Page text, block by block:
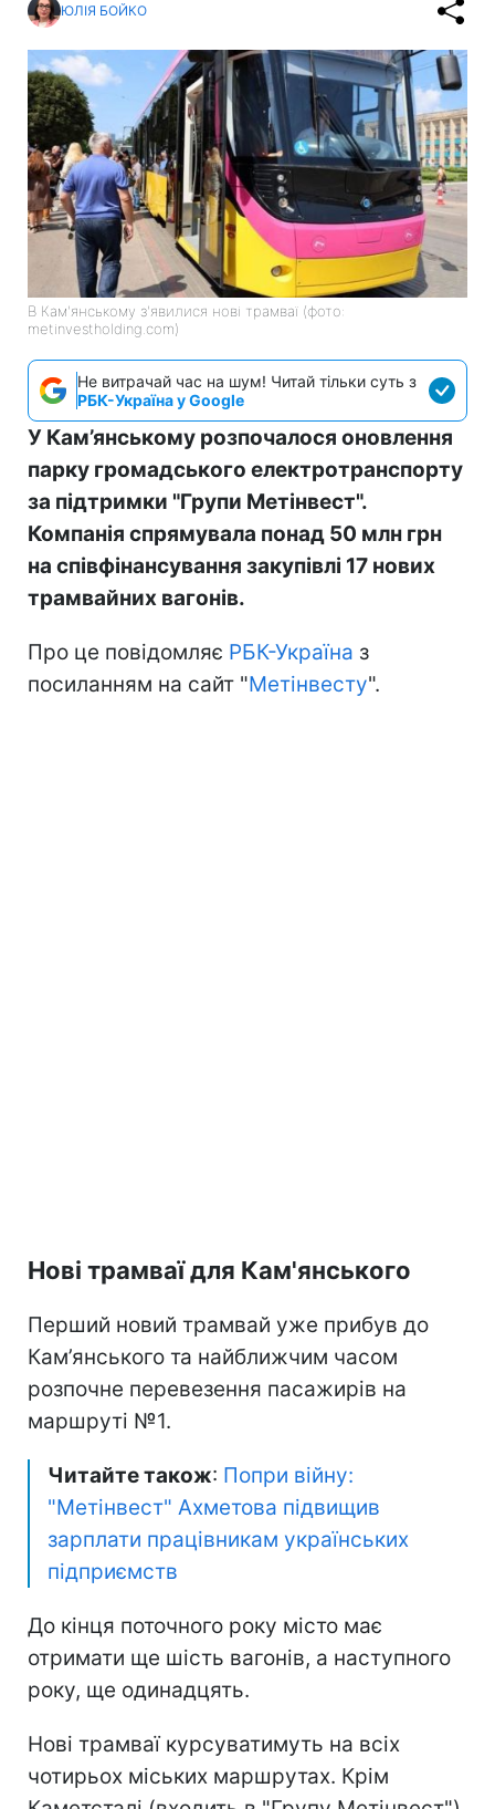
ЮЛІЯ БОЙКО
В Кам'янському з'явилися нові трамваї (фото:
metinvestholding.com)
Не витрачай час на шум! Читай тільки суть з
РБК-Україна у Google
У Кам’янському розпочалося оновлення
парку громадського електротранспорту
за підтримки "Групи Метінвест".
Компанія спрямувала понад 50 млн грн
на співфінансування закупівлі 17 нових
трамвайних вагонів.
Про це повідомляє РБК-Україна з
посиланням на сайт "Метінвесту".
Нові трамваї для Кам'янського
Перший новий трамвай уже прибув до
Кам’янського та найближчим часом
розпочне перевезення пасажирів на
маршруті №1.
Читайте також: Попри війну:
"Метінвест" Ахметова підвищив
зарплати працівникам українських
підприємств
До кінця поточного року місто має
отримати ще шість вагонів, а наступного
року, ще одинадцять.
Нові трамваї курсуватимуть на всіх
чотирьох міських маршрутах. Крім